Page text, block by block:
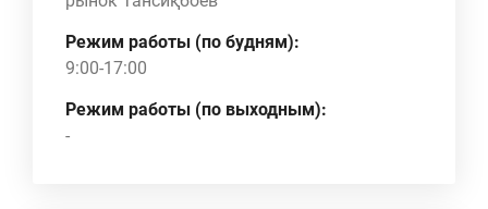
Режим работы (по будням):
9:00-17:00
Режим работы (по выходным):
-